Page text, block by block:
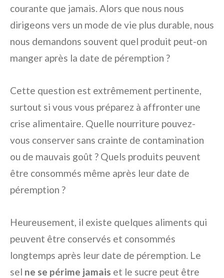
courante que jamais. Alors que nous nous
dirigeons vers un mode de vie plus durable, nous
nous demandons souvent quel produit peut-on
manger après la date de péremption ?
Cette question est extrêmement pertinente,
surtout si vous vous préparez à affronter une
crise alimentaire. Quelle nourriture pouvez-
vous conserver sans crainte de contamination
ou de mauvais goût ? Quels produits peuvent
être consommés même après leur date de
péremption ?
Heureusement, il existe quelques aliments qui
peuvent être conservés et consommés
longtemps après leur date de péremption. Le
sel ne se périme jamais et le sucre peut être